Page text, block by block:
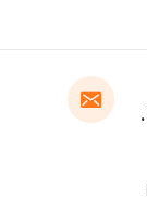
BIOTECHNOLOGY CO., LTD.